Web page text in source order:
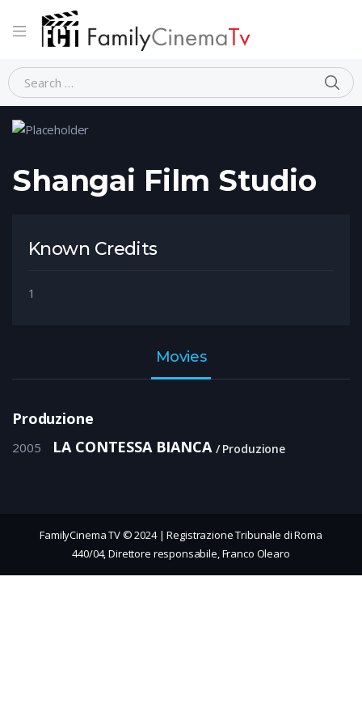
Home Person Shangai Film Studio
Shangai Film Studio
Known Credits
1
Movies
Produzione
2005 LA CONTESSA BIANCA Produzione
FamilyCinema TV © 2024 | Registrazione Tribunale di Roma
440/04, Direttore responsabile, Franco Olearo